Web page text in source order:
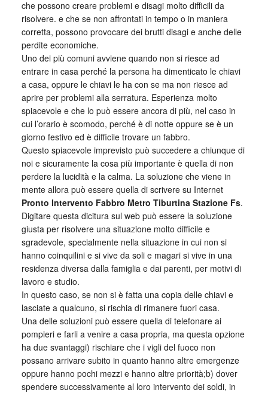
che possono creare problemi e disagi molto difficili da
risolvere. e che se non affrontati in tempo o in maniera
corretta, possono provocare dei brutti disagi e anche delle
perdite economiche.
Uno dei più comuni avviene quando non si riesce ad
entrare in casa perché la persona ha dimenticato le chiavi
a casa, oppure le chiavi le ha con se ma non riesce ad
aprire per problemi alla serratura. Esperienza molto
spiacevole e che lo può essere ancora di più, nel caso in
cui l’orario è scomodo, perché è di notte oppure se è un
giorno festivo ed è difficile trovare un fabbro.
Questo spiacevole imprevisto può succedere a chiunque di
noi e sicuramente la cosa più importante è quella di non
perdere la lucidità e la calma. La soluzione che viene in
mente allora può essere quella di scrivere su Internet
Pronto Intervento Fabbro Metro Tiburtina Stazione Fs.
Digitare questa dicitura sul web può essere la soluzione
giusta per risolvere una situazione molto difficile e
sgradevole, specialmente nella situazione in cui non si
hanno coinquilini e si vive da soli e magari si vive in una
residenza diversa dalla famiglia e dai parenti, per motivi di
lavoro e studio.
In questo caso, se non si è fatta una copia delle chiavi e
lasciate a qualcuno, si rischia di rimanere fuori casa.
Una delle soluzioni può essere quella di telefonare ai
pompieri e farli a venire a casa propria, ma questa opzione
ha due svantaggi) rischiare che i vigli del fuoco non
possano arrivare subito in quanto hanno altre emergenze
oppure hanno pochi mezzi e hanno altre priorità;b) dover
spendere successivamente al loro intervento dei soldi, in